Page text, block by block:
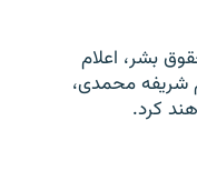
بشر، اعلام
شریفه محمدی،
کرد.